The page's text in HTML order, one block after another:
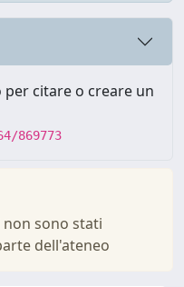
citare o creare un
869773
sono stati
dell'ateneo